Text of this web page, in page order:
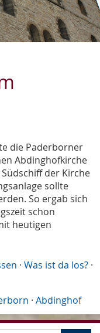
die Paderborner
Abdinghofkirche
der Kirche
sollte
So ergab sich
schon
heutigen
· Was ist da los? ·
· Abdinghof